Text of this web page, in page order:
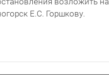
Е.С. Горшкову.